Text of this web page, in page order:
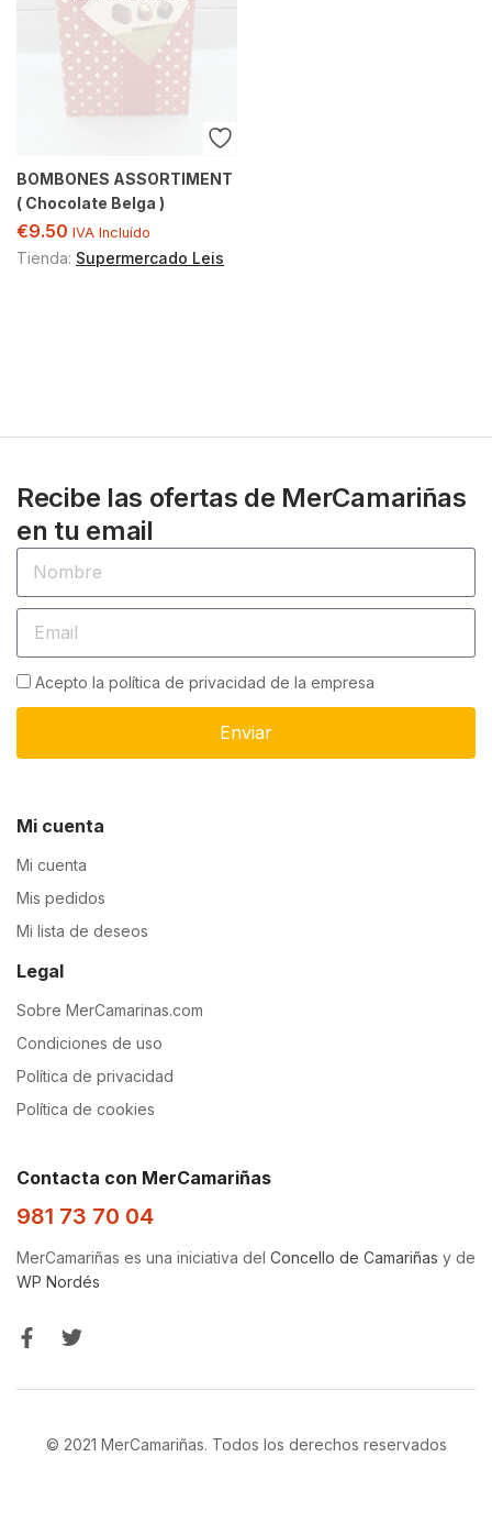
BOMBONES ASSORTIMENT
( Chocolate Belga )
€9.50 IVA Incluído
Tienda: Supermercado Leis
Recibe las ofertas de MerCamariñas
en tu email
Acepto la política de privacidad de la empresa
Enviar
Mi cuenta
Mi cuenta
Mis pedidos
Mi lista de deseos
Legal
Sobre MerCamarinas.com
Condiciones de uso
Política de privacidad
Política de cookies
Contacta con MerCamariñas
981 73 70 04
MerCamariñas es una iniciativa del Concello de Camariñas y de
WP Nordés
© 2021 MerCamariñas. Todos los derechos reservados